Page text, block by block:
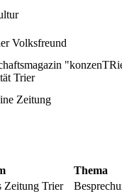
Volksfreund
Trier
Zeitung
Thema
Zeitung Trier